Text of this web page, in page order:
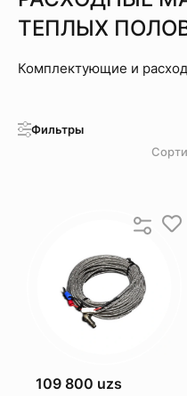
ТЕПЛЫХ
Комплектующие и
Фильтры
109 800 uzs